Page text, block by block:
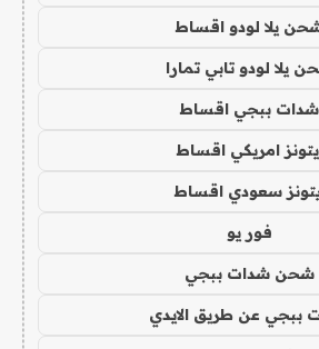
يلا لودو اقساط
يلا لودو تابي تمارا
شدات ببجي اقساط
امريكي اقساط
سعودي اقساط
فور يو
شحن شدات ببجي
ببجي عن طريق الايدي